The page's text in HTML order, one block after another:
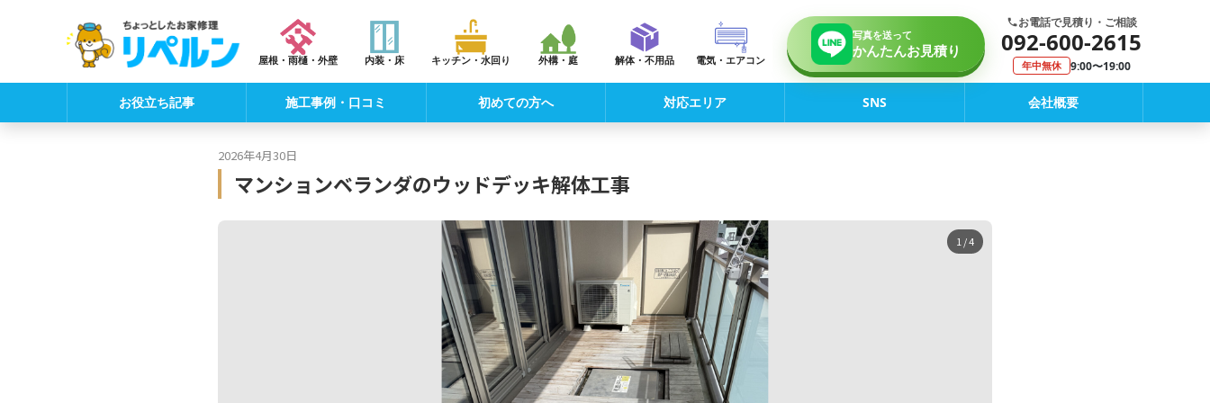
屋根・雨樋・外壁 内装・床 キッチン・水回り 外構・庭 解体・不用品 電気・エアコン
写真を送って
かんたんお見積り
お電話で見積り・ご相談
092-600-2615
年中無休 9:00〜19:00
お役立ち記事 施工事例・口コミ 初めての方へ 対応エリア SNS 会社概要
2026年4月30日
マンションベランダのウッドデッキ解体工事
1 / 4